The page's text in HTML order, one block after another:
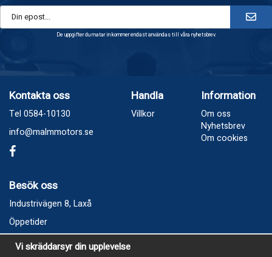
De uppgifter du matar in kommer endast användas till våra nyhetsbrev.
Kontakta oss
Tel 0584-10130
info@malmmotors.se
Handla
Villkor
Information
Om oss
Nyhetsbrev
Om cookies
Besök oss
Industrivägen 8, Laxå
Öppetider
Vecka 32
Vi skräddarsyr din upplevelse